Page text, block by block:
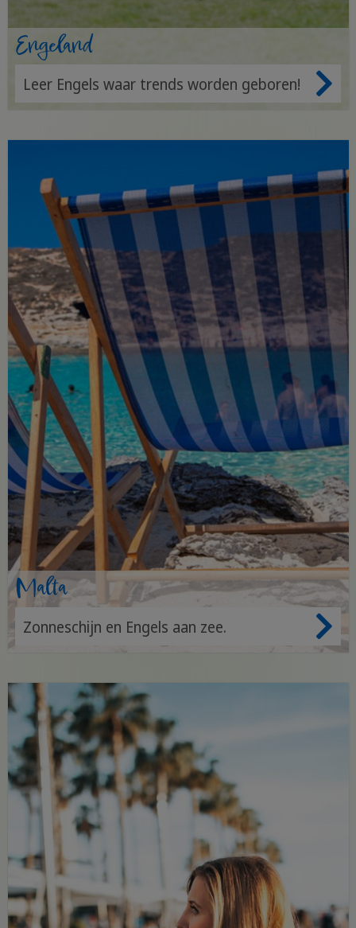
Engeland
Leer Engels waar trends worden geboren!
Malta
Zonneschijn en Engels aan zee.